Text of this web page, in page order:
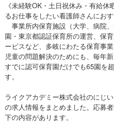
《未経験OK・土日祝休み・有給
るお仕事をしたい看護師さんにおす
事業所内保育施設（大学、病院
園・東京都認証保育所の運営、保
ービスなど、多岐にわたる保育事
児童の問題解決のためにも、毎年
すでに認可保育園だけでも65園を
す。
ライクアカデミー株式会社のにじ
の求人情報をまとめました。応募
下の内容があります。